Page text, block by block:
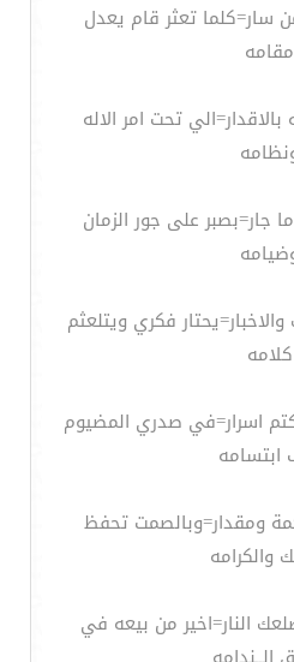
سار=كلما تعثر قام يعدل
مقامه
تحت امر الاله
جار=بصبر على جور الزمان
فكري ويتلعثم
كلامه
اسرار=في صدري المضيوم
ابتسامه
ومقدار=وبالصمت تحفظ
والكرامه
النار=اخير من بيعه في